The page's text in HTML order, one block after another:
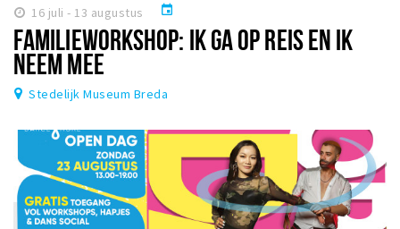
16 juli - 13 augustus event
FAMILIEWORKSHOP: IK GA OP REIS EN IK
NEEM MEE
Stedelijk Museum Breda